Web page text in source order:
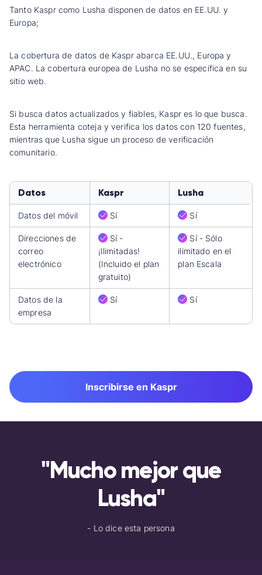
Tanto Kaspr como Lusha disponen de datos en EE.UU. y
Europa;
La cobertura de datos de Kaspr abarca EE.UU., Europa y
APAC. La cobertura europea de Lusha no se especifica en su
sitio web.
Si busca datos actualizados y fiables, Kaspr es lo que busca.
Esta herramienta coteja y verifica los datos con 120 fuentes,
mientras que Lusha sigue un proceso de verificación
comunitario.
Datos Kaspr Lusha
Datos del móvil Sí Sí
Direcciones de
correo
electrónico
Sí -
¡Ilimitadas!
(Incluido el plan
gratuito)
Sí - Sólo
ilimitado en el
plan Escala
Datos de la
empresa
Sí Sí
Inscribirse en Kaspr
"Mucho mejor que
Lusha"
- Lo dice esta persona